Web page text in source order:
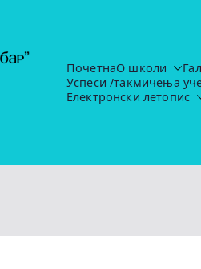
Основна школа
https://ruma.rs/vesti/
ПочетнаО школи
Успеси /такмичења
Електронски летопис